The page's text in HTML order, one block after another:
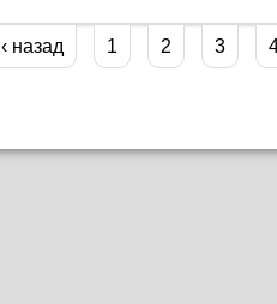
‹ назад 1 2 3